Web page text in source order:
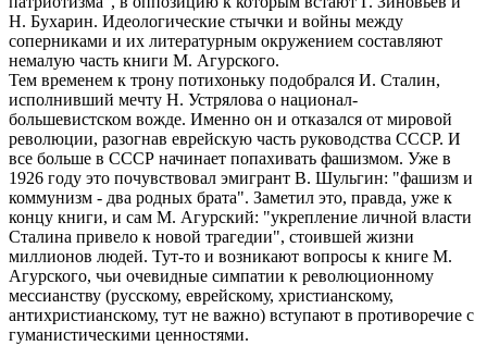
Н. Бухарин. Идеологические стычки и войны между
соперниками и их литературным окружением составляют
немалую часть книги М. Агурского.
Тем временем к трону потихоньку подобрался И. Сталин,
исполнивший мечту Н. Устрялова о национал-
большевистском вожде. Именно он и отказался от мировой
революции, разогнав еврейскую часть руководства СССР. И
все больше в СССР начинает попахивать фашизмом. Уже в
1926 году это почувствовал эмигрант В. Шульгин: "фашизм и
коммунизм - два родных брата". Заметил это, правда, уже к
концу книги, и сам М. Агурский: "укрепление личной власти
Сталина привело к новой трагедии", стоившей жизни
миллионов людей. Тут-то и возникают вопросы к книге М.
Агурского, чьи очевидные симпатии к революционному
мессианству (русскому, еврейскому, христианскому,
антихристианскому, тут не важно) вступают в противоречие с
гуманистическими ценностями.